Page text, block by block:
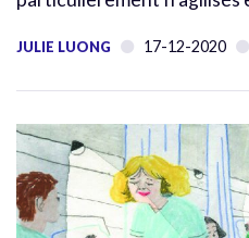
JULIE LUONG 17-12-2020